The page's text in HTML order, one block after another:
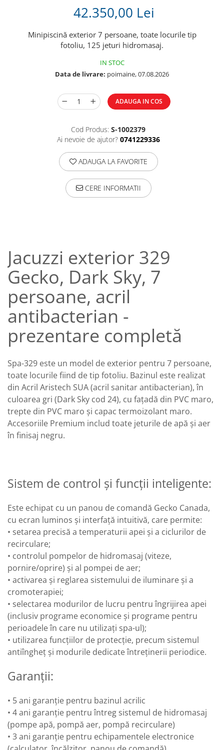
42.350,00 Lei
Minipiscină exterior 7 persoane, toate locurile tip
fotoliu, 125 jeturi hidromasaj.
IN STOC
Data de livrare: poimaine, 07.08.2026
ADAUGA IN COS
Cod Produs: S-1002379
Ai nevoie de ajutor? 0741229336
ADAUGA LA FAVORITE
CERE INFORMATII
Jacuzzi exterior 329
Gecko, Dark Sky, 7
persoane, acril
antibacterian -
prezentare completă
Spa-329 este un model de exterior pentru 7 persoane,
toate locurile fiind de tip fotoliu. Bazinul este realizat
din Acril Aristech SUA (acril sanitar antibacterian), în
culoarea gri (Dark Sky cod 24), cu fațadă din PVC maro,
trepte din PVC maro și capac termoizolant maro.
Accesoriile Premium includ toate jeturile de apă și aer
în finisaj negru.
Sistem de control și funcții inteligente:
Este echipat cu un panou de comandă Gecko Canada,
cu ecran luminos și interfață intuitivă, care permite:
• setarea precisă a temperaturii apei și a ciclurilor de
recirculare;
• controlul pompelor de hidromasaj (viteze,
pornire/oprire) și al pompei de aer;
• activarea și reglarea sistemului de iluminare și a
cromoterapiei;
• selectarea modurilor de lucru pentru îngrijirea apei
(inclusiv programe economice și programe pentru
perioadele în care nu utilizați spa-ul);
• utilizarea funcțiilor de protecție, precum sistemul
antiîngheț și modurile dedicate întreținerii periodice.
Garanții:
• 5 ani garanție pentru bazinul acrilic
• 4 ani garanție pentru întreg sistemul de hidromasaj
(pompe apă, pompă aer, pompă recirculare)
• 3 ani garanție pentru echipamentele electronice